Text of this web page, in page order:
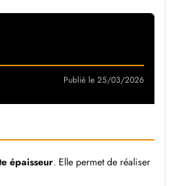
Publié le 25/03/2026
épaisseur. Elle permet de réaliser